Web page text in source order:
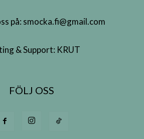
på: smocka.fi@gmail.com
& Support: KRUT
FÖLJ OSS